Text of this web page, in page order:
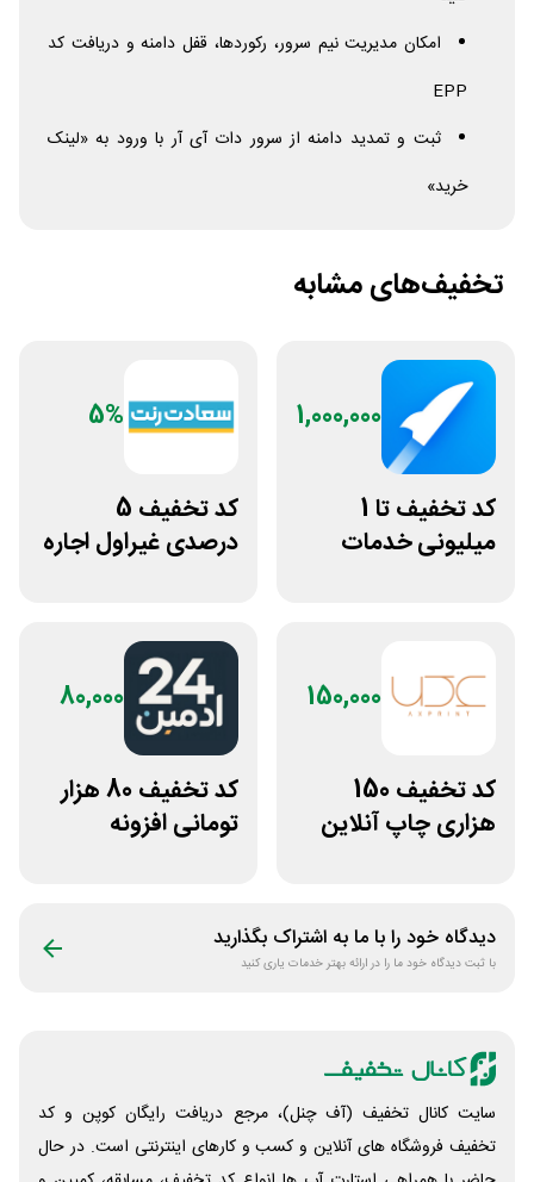
امکان مدیریت نیم سرور، رکوردها، قفل دامنه و دریافت کد
EPP
ثبت و تمدید دامنه از سرور دات آی آر با ورود به «لینک
خرید»
تخفیف‌های مشابه
1,000,000
کد تخفیف تا 1
میلیونی خدمات
5%
کد تخفیف 5
درصدی غیراول اجاره
150,000
کد تخفیف 150
هزاری چاپ آنلاین
80,000
کد تخفیف 80 هزار
تومانی افزونه
دیدگاه خود را با ما به اشتراک بگذارید
با ثبت دیدگاه خود ما را در ارائه بهتر خدمات یاری کنید
سایت کانال تخفیف (آف چنل)، مرجع دریافت رایگان کوپن و کد
تخفیف فروشگاه های آنلاین و کسب و‌ کارهای اینترنتی است. در حال